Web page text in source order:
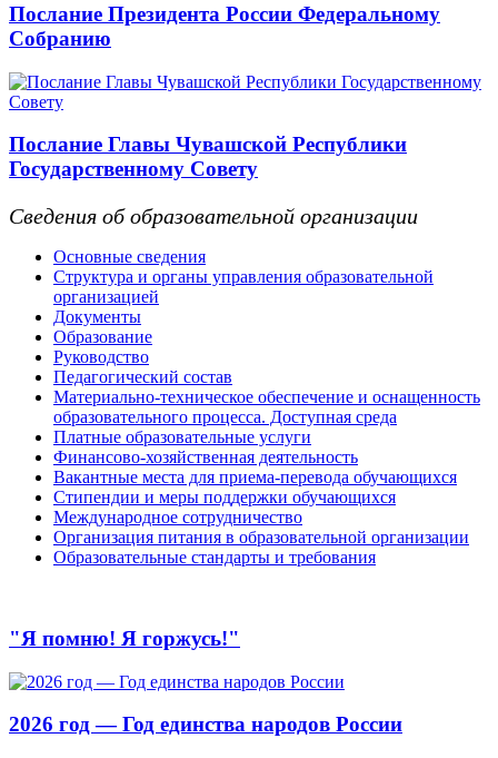
Послание Президента России Федеральному
Собранию
Послание Главы Чувашской Республики
Государственному Совету
Сведения об образовательной организации
Основные сведения
Структура и органы управления образовательной
организацией
Документы
Образование
Руководство
Педагогический состав
Материально-техническое обеспечение и оснащенность
образовательного процесса. Доступная среда
Платные образовательные услуги
Финансово-хозяйственная деятельность
Вакантные места для приема-перевода обучающихся
Стипендии и меры поддержки обучающихся
Международное сотрудничество
Организация питания в образовательной организации
Образовательные стандарты и требования
"Я помню! Я горжусь!"
2026 год — Год единства народов России